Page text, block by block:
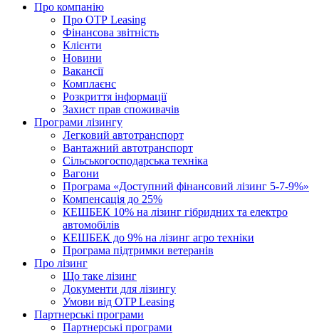
Про компанію
Про ОТР Leasing
Фінансова звітність
Клієнти
Новини
Вакансії
Комплаєнс
Розкриття інформації
Захист прав споживачів
Програми лізингу
Легковий автотранспорт
Вантажний автотранспорт
Cільськогосподарська техніка
Вагони
Програма «Доступний фінансовий лізинг 5-7-9%»
Компенсація до 25%
КЕШБЕК 10% на лізинг гібридних та електро
автомобілів
КЕШБЕК до 9% на лізинг агро техніки
Програма підтримки ветеранів
Про лізинг
Що таке лізинг
Документи для лізингу
Умови від OTP Leasing
Партнерські програми
Партнерські програми